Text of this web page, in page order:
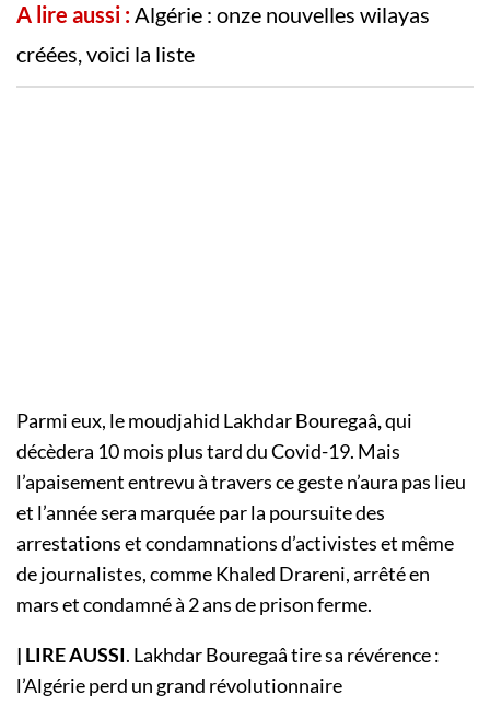
A lire aussi :Algérie : onze nouvelles wilayas
créées, voici la liste
Parmi eux, le moudjahid Lakhdar Bouregaâ,qui
décèdera 10 mois plus tard du Covid-19. Mais
l’apaisement entrevu à travers ce geste n’aura pas lieu
et l’année sera marquée par la poursuite des
arrestations et condamnations d’activistes et même
de journalistes, comme Khaled Drareni, arrêté en
mars et condamné à 2 ans de prison ferme.
| LIRE AUSSI. Lakhdar Bouregaâ tire sa révérence :
l’Algérie perd un grand révolutionnaire